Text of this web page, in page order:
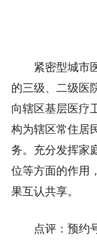
紧密型城市
的三级、二级医
向辖区基层医疗
构为辖区常住居
务。充分发挥家
位等方面的作用
果互认共享。
点评：预约